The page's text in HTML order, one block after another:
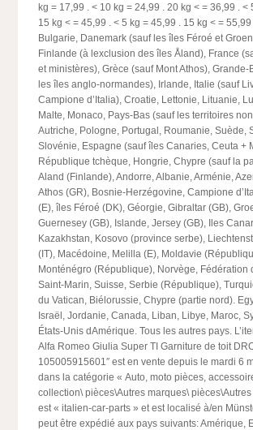
kg = 17,99 . < 10 kg = 24,99 . 20 kg < = 36,99 . <
15 kg < = 45,99 . < 5 kg = 45,99 . 15 kg < = 55,99
Bulgarie, Danemark (sauf les îles Féroé et
Finlande (à lexclusion des îles Åland), France
et ministères), Grèce (sauf Mont Athos),
les îles anglo-normandes), Irlande, Italie (sauf
Campione d’Italia), Croatie, Lettonie, Lituanie,
Malte, Monaco, Pays-Bas (sauf les territoires
Autriche, Pologne, Portugal, Roumanie, Suède,
Slovénie, Espagne (sauf îles Canaries, Ceuta +
République tchèque, Hongrie, Chypre (sauf la
Aland (Finlande), Andorre, Albanie, Arménie,
Athos (GR), Bosnie-Herzégovine, Campione
(E), îles Féroé (DK), Géorgie, Gibraltar (GB),
Guernesey (GB), Islande, Jersey (GB), Iles
Kazakhstan, Kosovo (province serbe),
(IT), Macédoine, Melilla (E), Moldavie
Monténégro (République), Norvège, Fédération
Saint-Marin, Suisse, Serbie (République),
du Vatican, Biélorussie, Chypre (partie nord).
Israël, Jordanie, Canada, Liban, Libye, Maroc,
États-Unis dAmérique. Tous les autres pays.
Alfa Romeo Giulia Super TI Garniture de toit
105005915601″ est en vente depuis le mardi 6
dans la catégorie « Auto, moto pièces,
collection\ pièces\Autres marques\
est « italien-car-parts » et est localisé à/en
peut être expédié aux pays suivants: Amérique,